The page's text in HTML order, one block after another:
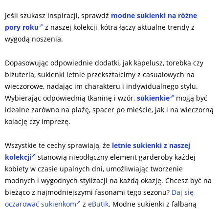
Jeśli szukasz inspiracji, sprawdź modne sukienki na różne
pory roku
z naszej kolekcji, kótra łączy aktualne trendy z
wygodą noszenia.
Dopasowując odpowiednie dodatki, jak kapelusz, torebka czy
biżuteria, sukienki letnie przekształcimy z casualowych na
wieczorowe, nadając im charakteru i indywidualnego stylu.
Wybierając odpowiednią tkaninę i wzór, sukienkie
mogą być
idealne zarówno na plażę, spacer po mieście, jak i na wieczorną
kolację czy imprezę.
Wszystkie te cechy sprawiają, że letnie sukienki z naszej
kolekcji
stanowią nieodłączny element garderoby każdej
kobiety w czasie upalnych dni, umożliwiając tworzenie
modnych i wygodnych stylizacji na każdą okazję. Chcesz być na
bieżąco z najmodniejszymi fasonami tego sezonu? Daj się
oczarować sukienkom
z eButik. Modne sukienki z falbaną